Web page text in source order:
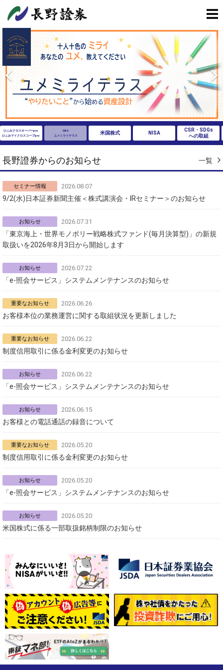
ひふみクロスオーバーpro
ひふみマイクロスコープpro
GBA
ユメミライテラス
米国株式 NISA
CSR・SDGs
への取組
長野證券からのお知らせ 一覧
セミナー情報 2026.08.07
9/2(水)日本証券新聞主催＜株式講演会・IRセミナー＞のお知らせ
お知らせ 2026.07.31
「東京海上・世界モノポリー戦略株式ファンド(毎月決算型)」の新規
取扱いを2026年8月3日から開始します
お知らせ 2026.07.22
「e-照会サービス」システムメンテナンスのお知らせ
重要なお知らせ 2026.06.26
お客様本位の業務運営に関する取組状況を更新しました
重要なお知らせ 2026.06.22
制度信用取引に係る金利変更のお知らせ
お知らせ 2026.06.22
「e-照会サービス」システムメンテナンスのお知らせ
お知らせ 2026.06.15
お客様との電話通話の録音について
重要なお知らせ 2026.05.20
制度信用取引に係る金利変更のお知らせ
お知らせ 2026.05.20
「e-照会サービス」システムメンテナンスのお知らせ
お知らせ 2026.05.20
米国株式に係る一部取扱銘柄制限のお知らせ